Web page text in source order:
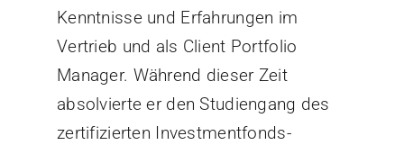
Kenntnisse und Erfahrungen im
Vertrieb und als Client Portfolio
Manager. Während dieser Zeit
absolvierte er den Studiengang des
zertifizierten Investmentfonds-